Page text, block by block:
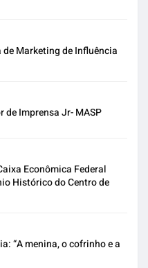
Marketing de Influência
de Imprensa Jr- MASP
Econômica Federal
Histórico do Centro de
“A menina, o cofrinho e a